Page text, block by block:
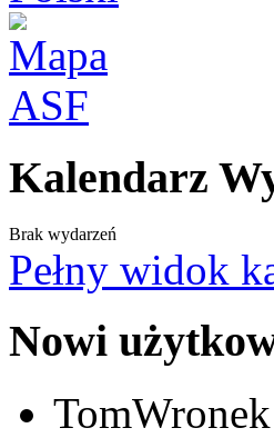
Kalendarz
Brak wydarzeń
Pełny widok
Nowi
TomWronek